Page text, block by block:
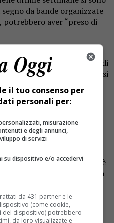
da bande organizzate
potrebbero aver “preso di
segnalati tre furti tra
Pombia. Il modus operandi
le finestre per introdursi
fanno razzia di
di pellet preso di
di casa
momento del colpo, non è
ai Carabinieri. L’Arma
sull’analisi dei
zona per tentare di
il tuo consenso per
personali per:
misurazione
e degli annunci,
di servizi
su dispositivo e/o accedervi
da 431 partner e le
(come cookie,
del dispositivo) potrebbero
da loro visualizzate e